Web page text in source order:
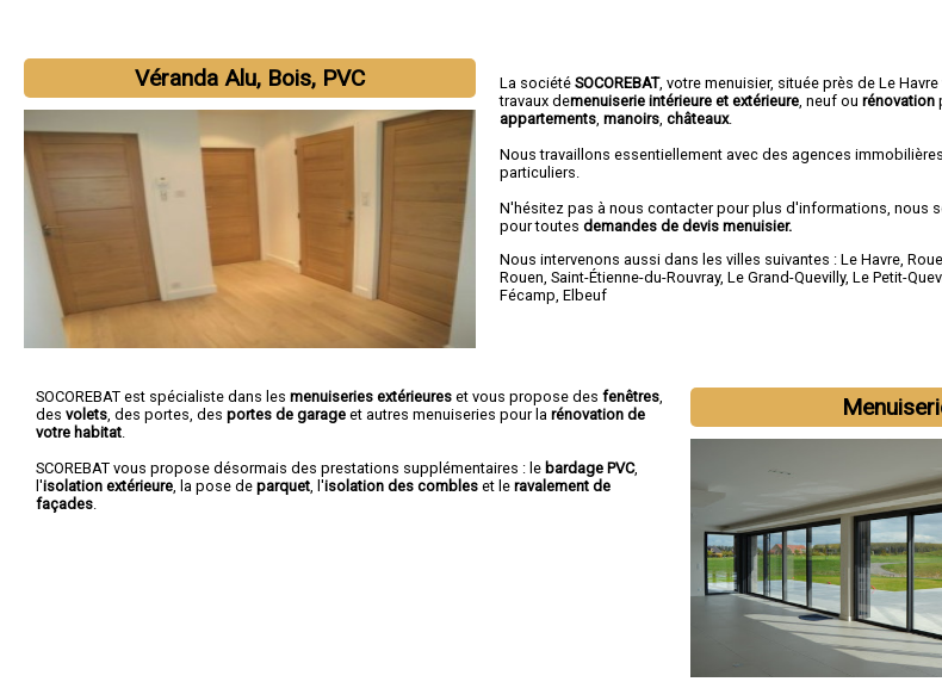
Véranda Alu, Bois, PVC La sociétéSOCOREBAT, votre menuisier, située près de Le
travaux demenuiserie intérieure et extérieure , neuf ourénovation
appartements ,manoirs ,châteaux.
Nous travaillons essentiellement avec des agences
particuliers.
N'hésitez pas à nous contacter pour plus d'informations, nous
pour toutesdemandes de devis menuisier.
Nous intervenons aussi dans les villes suivantes :Le Havre ,
Rouen ,Saint-Étienne-du-Rouvray,Le Grand-Quevilly,Le Petit-
Fécamp ,Elbeuf
SOCOREBAT est spécialiste dans les menuiseries extérieures et vous propose des fenêtres,
des volets, des portes, des portes de garage et autres menuiseries pour la rénovation de
votre habitat.
SCOREBAT vous propose désormais des prestations supplémentaires : le bardage PVC,
l'isolation extérieure, la pose de parquet, l'isolation des combles et le ravalement de
façades.